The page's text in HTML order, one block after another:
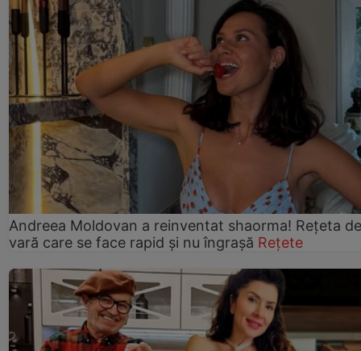
Andreea Moldovan a reinventat shaorma! Rețeta de
vară care se face rapid și nu îngrașă Rețete